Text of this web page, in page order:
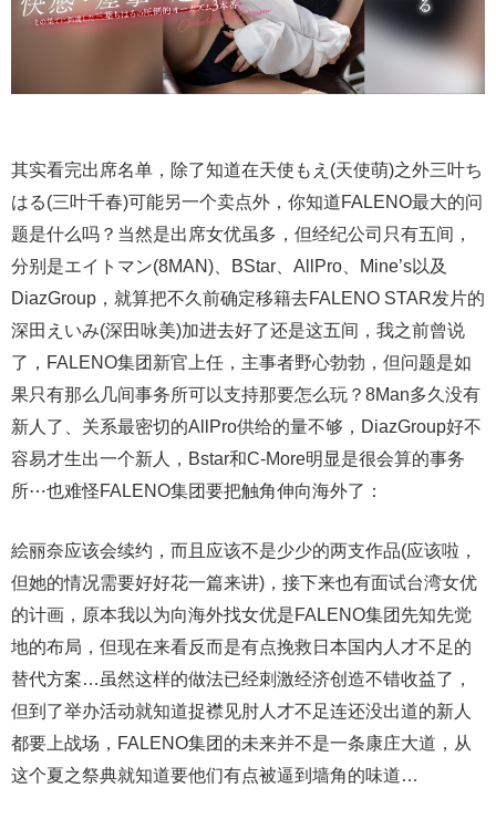
其实看完出席名单，除了知道在天使もえ(天使萌)之外三叶ち
はる(三叶千春)可能另一个卖点外，你知道FALENO最大的问
题是什么吗？当然是出席女优虽多，但经纪公司只有五间，
分别是エイトマン(8MAN)、BStar、AllPro、Mine’s以及
DiazGroup，就算把不久前确定移籍去FALENO STAR发片的
深田えいみ(深田咏美)加进去好了还是这五间，我之前曾说
了，FALENO集团新官上任，主事者野心勃勃，但问题是如
果只有那么几间事务所可以支持那要怎么玩？8Man多久没有
新人了、关系最密切的AllPro供给的量不够，DiazGroup好不
容易才生出一个新人，Bstar和C-More明显是很会算的事务
所⋯也难怪FALENO集团要把触角伸向海外了：
絵丽奈应该会续约，而且应该不是少少的两支作品(应该啦，
但她的情况需要好好花一篇来讲)，接下来也有面试台湾女优
的计画，原本我以为向海外找女优是FALENO集团先知先觉
地的布局，但现在来看反而是有点挽救日本国内人才不足的
替代方案…虽然这样的做法已经刺激经济创造不错收益了，
但到了举办活动就知道捉襟见肘人才不足连还没出道的新人
都要上战场，FALENO集团的未来并不是一条康庄大道，从
这个夏之祭典就知道要他们有点被逼到墙角的味道…